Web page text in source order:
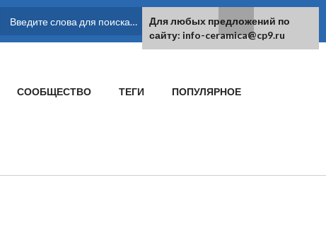
ФОРМА ПОИСКА
СООБЩЕСТВО ТЕГИ ПОПУЛЯРНОЕ
Для любых предложений по
сайту: info-ceramica@cp9.ru